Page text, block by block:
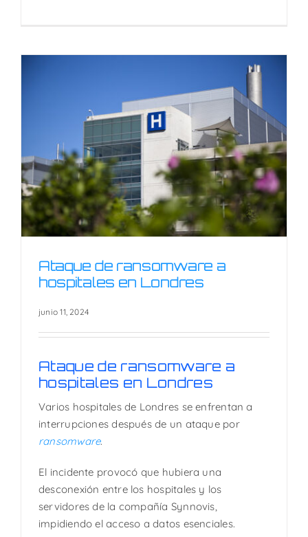
Ataque de ransomware a
hospitales en Londres
Ataque de ransomware a
hospitales en Londres
junio 11, 2024
Ataque de ransomware a
hospitales en Londres
Varios hospitales de Londres se enfrentan a
interrupciones después de un ataque por
ransomware.
El incidente provocó que hubiera una
desconexión entre los hospitales y los
servidores de la compañía Synnovis,
impidiendo el acceso a datos esenciales.